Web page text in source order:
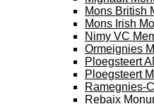
Mons British
Mons Irish
Nimy VC
Ormeignies
Ploegsteert
Ploegsteert
Ramegnies-
Rebaix